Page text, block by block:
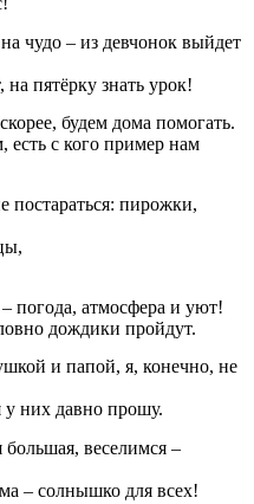
чудо – из девчонок выйдет
пятёрку знать урок!
будем дома помогать.
с кого пример нам
постараться: пирожки,
погода, атмосфера и уют!
дождики пройдут.
и папой, я, конечно, не
у них давно прошу.
веселимся –
– солнышко для всех!